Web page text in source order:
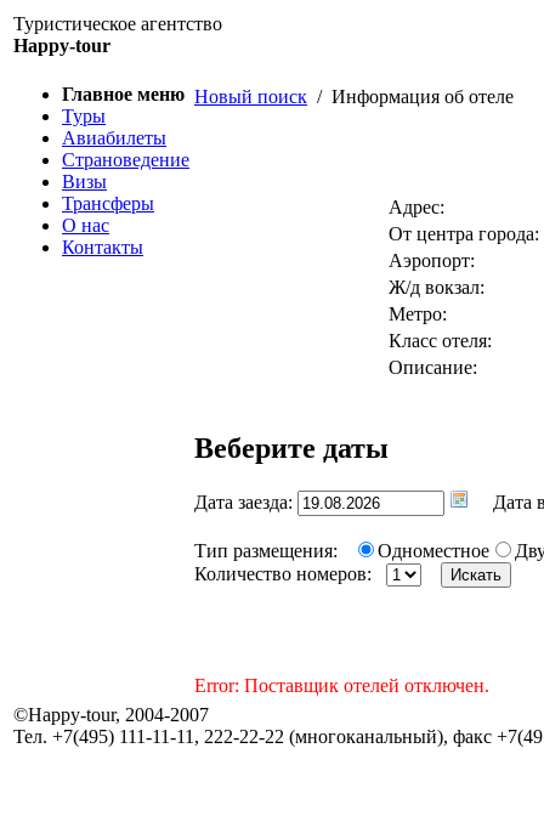
Туристическое агентство
Happy-tour
Главное меню
Туры
Авиабилеты
Страноведение
Визы
Трансферы
О нас
Контакты
Новый поиск / Информация об отеле
Адрес:
От центра города:
Аэропорт:
Ж/д вокзал:
Метро:
Класс отеля:
Описание:
Веберите даты
Дата заезда: Дата
Тип размещения: Одноместное
Количество номеров:
Error: Поставщик отелей отключен.
©Happy-tour, 2004-2007
Тел. +7(495) 111-11-11, 222-22-22 (многоканальный), факс